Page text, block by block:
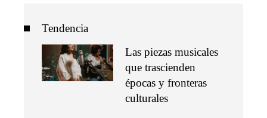
Tendencia
Las piezas musicales
que trascienden
épocas y fronteras
culturales